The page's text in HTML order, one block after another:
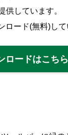
供しています。
ード(無料)して
ロードはこちら